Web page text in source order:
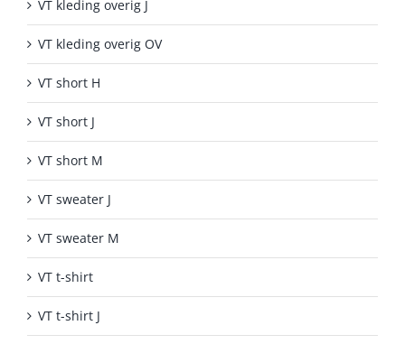
VT kleding overig J
VT kleding overig OV
VT short H
VT short J
VT short M
VT sweater J
VT sweater M
VT t-shirt
VT t-shirt J